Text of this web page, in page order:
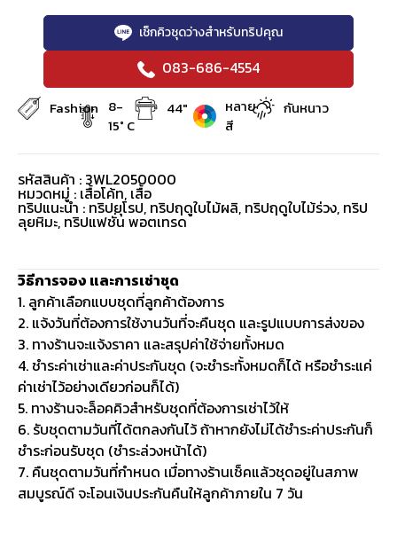
เช็กคิวชุดว่างสำหรับทริปคุณ
083-686-4554
Fashion 8-
15° C
44"
หลาย
สี
กันหนาว
รหัสสินค้า : 3WL2050000
หมวดหมู่ : เสื้อโค้ท, เสื้อ
ทริปแนะนำ : ทริปยุโรป, ทริปฤดูใบไม้ผลิ, ทริปฤดูใบไม้ร่วง, ทริป
ลุยหิมะ, ทริปแฟชั่น พอตเทรด
วิธีการจอง และการเช่าชุด
1. ลูกค้าเลือกแบบชุดที่ลูกค้าต้องการ
2. แจ้งวันที่ต้องการใช้งานวันที่จะคืนชุด และรูปแบบการส่งของ
3. ทางร้านจะแจ้งราคา และสรุปค่าใช้จ่ายทั้งหมด
4. ชำระค่าเช่าและค่าประกันชุด (จะชำระทั้งหมดก็ได้ หรือชำระแค่
ค่าเช่าไว้อย่างเดียวก่อนก็ได้)
5. ทางร้านจะล็อคคิวสำหรับชุดที่ต้องการเช่าไว้ให้
6. รับชุดตามวันที่ได้ตกลงกันไว้ ถ้าหากยังไม่ได้ชำระค่าประกันก็
ชำระก่อนรับชุด (ชำระล่วงหน้าได้)
7. คืนชุดตามวันที่กำหนด เมื่อทางร้านเช็คแล้วชุดอยู่ในสภาพ
สมบูรณ์ดี จะโอนเงินประกันคืนให้ลูกค้าภายใน 7 วัน